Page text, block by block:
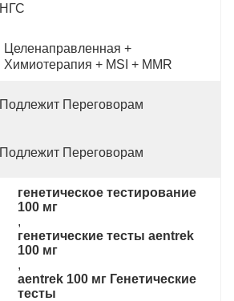
НГС
Целенаправленная +
Химиотерапия + MSI + MMR
Подлежит Переговорам
Подлежит Переговорам
генетическое тестирование
100 мг
,
генетические тесты aentrek
100 мг
,
aentrek 100 мг Генетические
тесты